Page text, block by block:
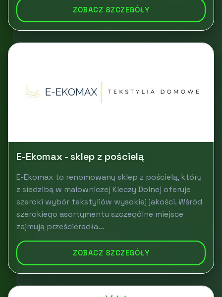
ZOBACZ SZCZEGÓŁY
E-Ekomax - sklep z pościelą
E-Ekomax to renomowany sklep z pościelą, który
z siedzibą w malowniczej Kleczy Dolnej oferuje
szeroki wybór tekstyliów wysokiej jakości. Wśród
szerokiego asortymentu szczególne miejsce
zajmują prześcieradła...
ZOBACZ SZCZEGÓŁY